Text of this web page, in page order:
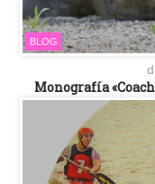
BLOG
Monografía